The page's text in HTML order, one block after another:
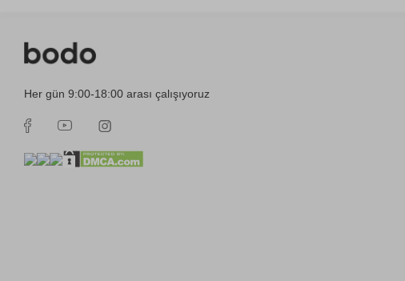
Her gün 9:00-18:00 arası çalışıyoruz